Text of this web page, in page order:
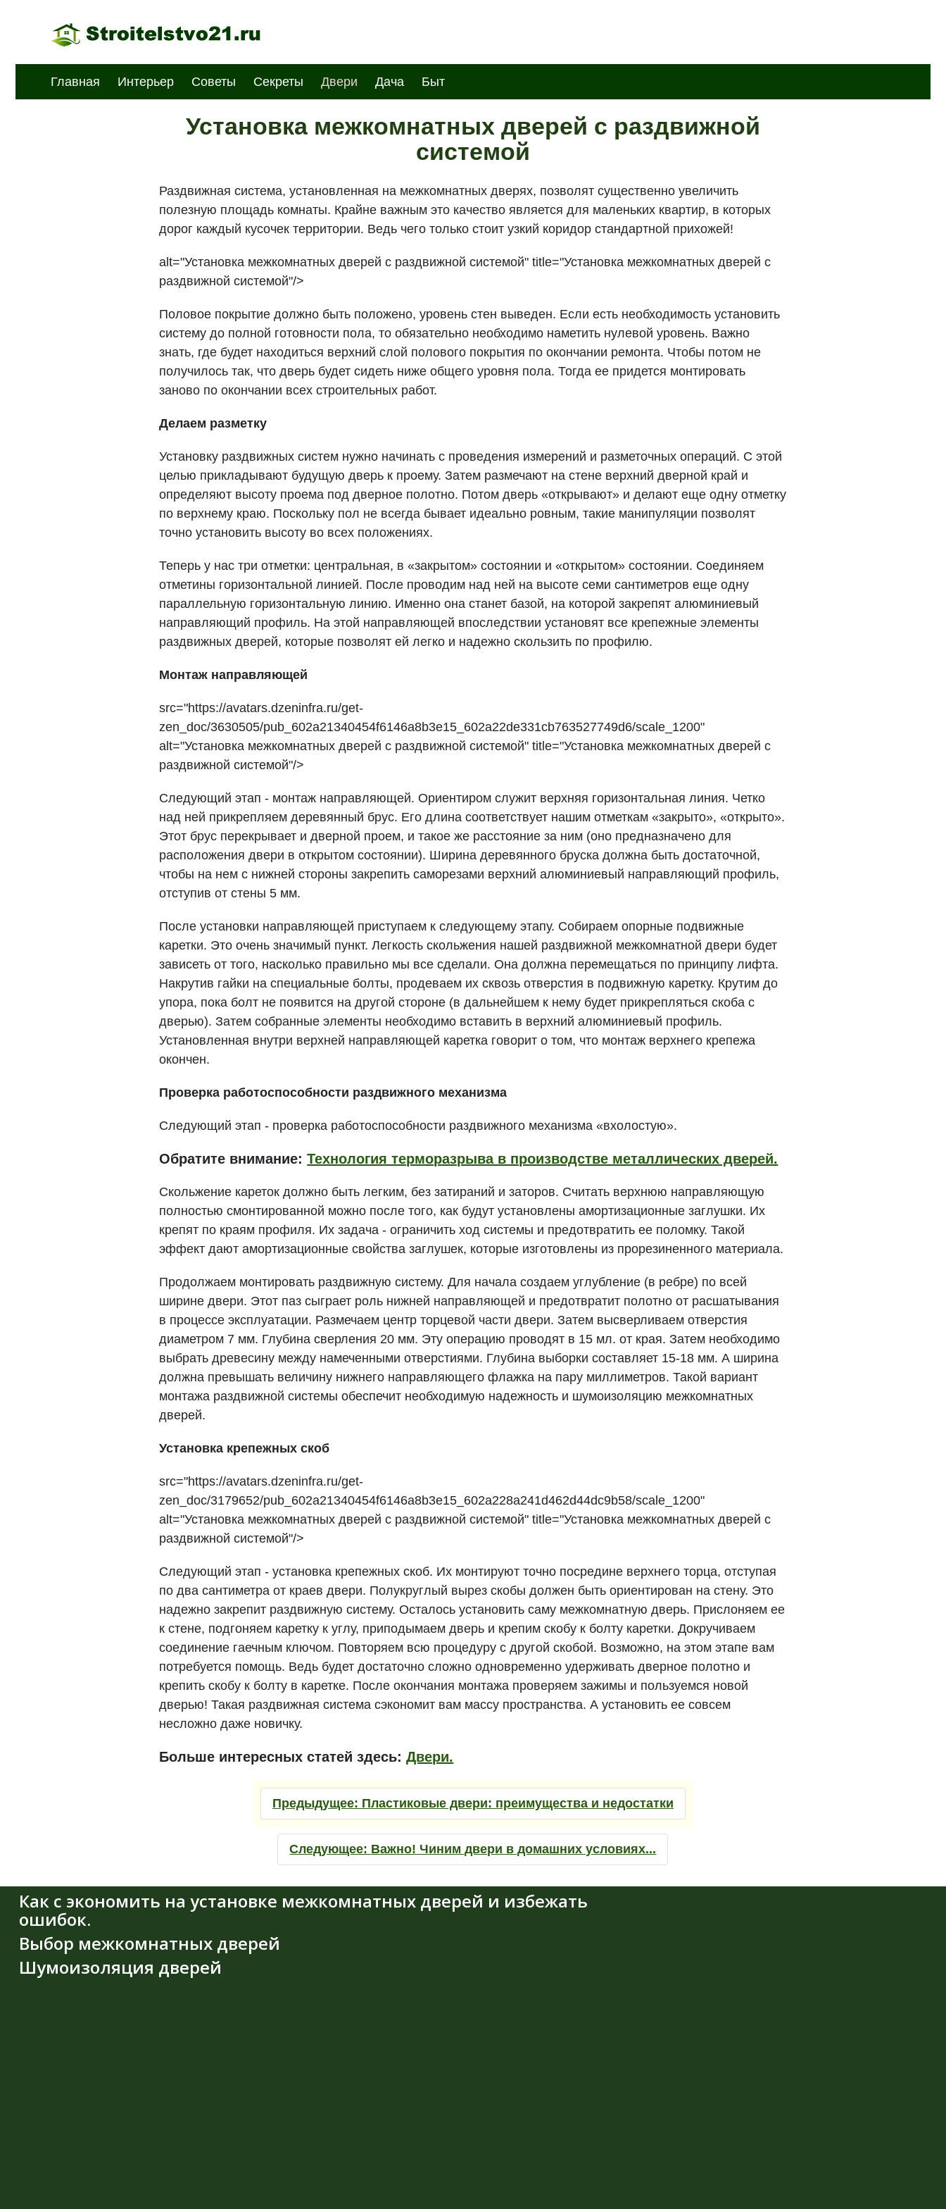
Главная Интерьер Советы Секреты Двери Дача Быт
Установка межкомнатных дверей с раздвижной
системой
Раздвижная система, установленная на межкомнатных дверях, позволят существенно увеличить
полезную площадь комнаты. Крайне важным это качество является для маленьких квартир, в которых
дорог каждый кусочек территории. Ведь чего только стоит узкий коридор стандартной прихожей!
alt="Установка межкомнатных дверей с раздвижной системой" title="Установка межкомнатных дверей с
раздвижной системой"/>
Половое покрытие должно быть положено, уровень стен выведен. Если есть необходимость установить
систему до полной готовности пола, то обязательно необходимо наметить нулевой уровень. Важно
знать, где будет находиться верхний слой полового покрытия по окончании ремонта. Чтобы потом не
получилось так, что дверь будет сидеть ниже общего уровня пола. Тогда ее придется монтировать
заново по окончании всех строительных работ.
Делаем разметку
Установку раздвижных систем нужно начинать с проведения измерений и разметочных операций. С этой
целью прикладывают будущую дверь к проему. Затем размечают на стене верхний дверной край и
определяют высоту проема под дверное полотно. Потом дверь «открывают» и делают еще одну отметку
по верхнему краю. Поскольку пол не всегда бывает идеально ровным, такие манипуляции позволят
точно установить высоту во всех положениях.
Теперь у нас три отметки: центральная, в «закрытом» состоянии и «открытом» состоянии. Соединяем
отметины горизонтальной линией. После проводим над ней на высоте семи сантиметров еще одну
параллельную горизонтальную линию. Именно она станет базой, на которой закрепят алюминиевый
направляющий профиль. На этой направляющей впоследствии установят все крепежные элементы
раздвижных дверей, которые позволят ей легко и надежно скользить по профилю.
Монтаж направляющей
src="https://avatars.dzeninfra.ru/get-
zen_doc/3630505/pub_602a21340454f6146a8b3e15_602a22de331cb763527749d6/scale_1200"
alt="Установка межкомнатных дверей с раздвижной системой" title="Установка межкомнатных дверей с
раздвижной системой"/>
Следующий этап - монтаж направляющей. Ориентиром служит верхняя горизонтальная линия. Четко
над ней прикрепляем деревянный брус. Его длина соответствует нашим отметкам «закрыто», «открыто».
Этот брус перекрывает и дверной проем, и такое же расстояние за ним (оно предназначено для
расположения двери в открытом состоянии). Ширина деревянного бруска должна быть достаточной,
чтобы на нем с нижней стороны закрепить саморезами верхний алюминиевый направляющий профиль,
отступив от стены 5 мм.
После установки направляющей приступаем к следующему этапу. Собираем опорные подвижные
каретки. Это очень значимый пункт. Легкость скольжения нашей раздвижной межкомнатной двери будет
зависеть от того, насколько правильно мы все сделали. Она должна перемещаться по принципу лифта.
Накрутив гайки на специальные болты, продеваем их сквозь отверстия в подвижную каретку. Крутим до
упора, пока болт не появится на другой стороне (в дальнейшем к нему будет прикрепляться скоба с
дверью). Затем собранные элементы необходимо вставить в верхний алюминиевый профиль.
Установленная внутри верхней направляющей каретка говорит о том, что монтаж верхнего крепежа
окончен.
Проверка работоспособности раздвижного механизма
Следующий этап - проверка работоспособности раздвижного механизма «вхолостую».
Обратите внимание:Технология терморазрыва в производстве металлических дверей.
Скольжение кареток должно быть легким, без затираний и заторов. Считать верхнюю направляющую
полностью смонтированной можно после того, как будут установлены амортизационные заглушки. Их
крепят по краям профиля. Их задача - ограничить ход системы и предотвратить ее поломку. Такой
эффект дают амортизационные свойства заглушек, которые изготовлены из прорезиненного материала.
Продолжаем монтировать раздвижную систему. Для начала создаем углубление (в ребре) по всей
ширине двери. Этот паз сыграет роль нижней направляющей и предотвратит полотно от расшатывания
в процессе эксплуатации. Размечаем центр торцевой части двери. Затем высверливаем отверстия
диаметром 7 мм. Глубина сверления 20 мм. Эту операцию проводят в 15 мл. от края. Затем необходимо
выбрать древесину между намеченными отверстиями. Глубина выборки составляет 15-18 мм. А ширина
должна превышать величину нижнего направляющего флажка на пару миллиметров. Такой вариант
монтажа раздвижной системы обеспечит необходимую надежность и шумоизоляцию межкомнатных
дверей.
Установка крепежных скоб
src="https://avatars.dzeninfra.ru/get-
zen_doc/3179652/pub_602a21340454f6146a8b3e15_602a228a241d462d44dc9b58/scale_1200"
alt="Установка межкомнатных дверей с раздвижной системой" title="Установка межкомнатных дверей с
раздвижной системой"/>
Следующий этап - установка крепежных скоб. Их монтируют точно посредине верхнего торца, отступая
по два сантиметра от краев двери. Полукруглый вырез скобы должен быть ориентирован на стену. Это
надежно закрепит раздвижную систему. Осталось установить саму межкомнатную дверь. Прислоняем ее
к стене, подгоняем каретку к углу, приподымаем дверь и крепим скобу к болту каретки. Докручиваем
соединение гаечным ключом. Повторяем всю процедуру с другой скобой. Возможно, на этом этапе вам
потребуется помощь. Ведь будет достаточно сложно одновременно удерживать дверное полотно и
крепить скобу к болту в каретке. После окончания монтажа проверяем зажимы и пользуемся новой
дверью! Такая раздвижная система сэкономит вам массу пространства. А установить ее совсем
несложно даже новичку.
Больше интересных статей здесь:Двери.
Предыдущее: Пластиковые двери: преимущества и недостатки
Следующее: Важно! Чиним двери в домашних условиях...
Как с экономить на установке межкомнатных дверей и избежать
ошибок.
Выбор межкомнатных дверей
Шумоизоляция дверей